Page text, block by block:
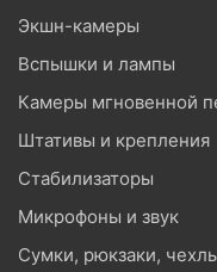
Экшн-камеры
Вспышки и лампы
Камеры мгновенной
Штативы и крепления
Стабилизаторы
Микрофоны и звук
Сумки, рюкзаки,